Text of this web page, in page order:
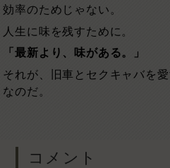
効率のためじゃない。
人生に味を残すために。
「最新より、味がある。」
それが、旧車とセクキャバを
なのだ。
コメント